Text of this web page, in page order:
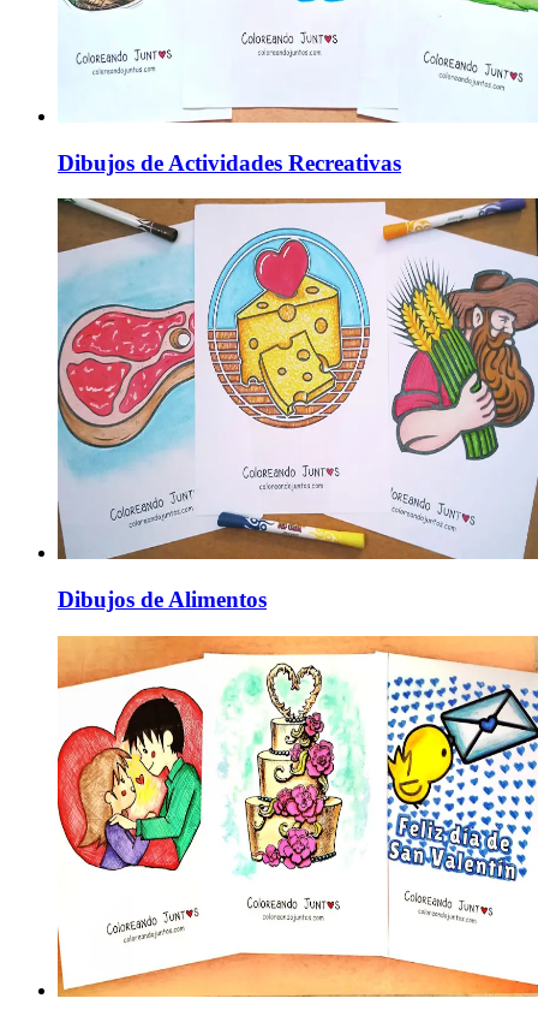
Dibujos de Actividades Recreativas
Dibujos de Alimentos